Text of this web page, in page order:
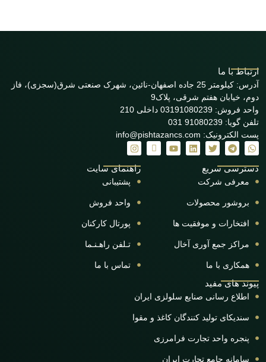
ارتباط با ما
آدرس: کیلومتر 25 جاده اصفهان-نائین، شهرک صنعتی شرق(سجزی)، فاز
دوم، خیابان هفتم شرقی، پلاک9
واحد فروش: 03191080239 داخلی 210
تلفن گویا: 91080239 031
پست الکترونیک: info@pishtazancs.com
دسترسی سریع
معرفی شرکت
بروشور محصولات
افتخارات و موفقیت ها
مراکز جمع آوری آخال
همکاری با ما
راهنمای سایت
پشتیبانی
واحد فروش
پورتال کارکنان
تـلفن راهـنـما
تماس با ما
پیوند های مفید
اطلاع رسانی صنایع سلولزی ایران
سندیکای تولید کنندگان کاغذ و مقوا
پنجره واحد تجارت فرامرزی
سامانه جامع تجارت ایران